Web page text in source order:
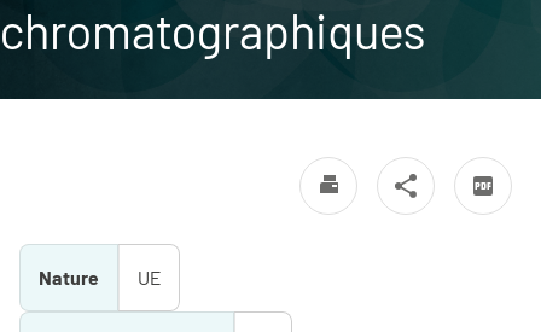
chromatographiques
Nature UE